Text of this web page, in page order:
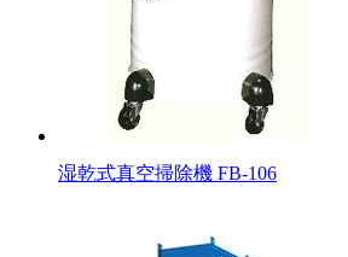
湿乾式真空掃除機 FB-106